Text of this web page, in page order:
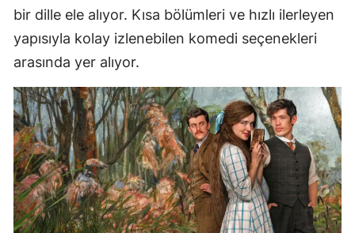
bir dille ele alıyor. Kısa bölümleri ve hızlı ilerleyen
yapısıyla kolay izlenebilen komedi seçenekleri
arasında yer alıyor.